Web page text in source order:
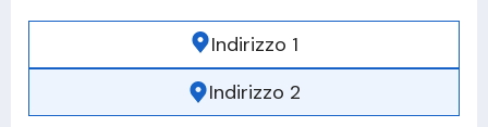
Indirizzo 1
Indirizzo 2